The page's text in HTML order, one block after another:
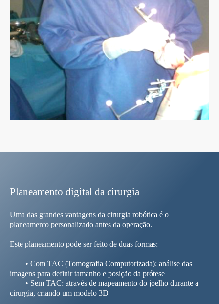
Planeamento digital da cirurgia
Uma das grandes vantagens da cirurgia robótica é o
planeamento personalizado antes da operação.
Este planeamento pode ser feito de duas formas:
• Com TAC (Tomografia Computorizada): análise das
imagens para definir tamanho e posição da prótese
• Sem TAC: através de mapeamento do joelho durante a
cirurgia, criando um modelo 3D